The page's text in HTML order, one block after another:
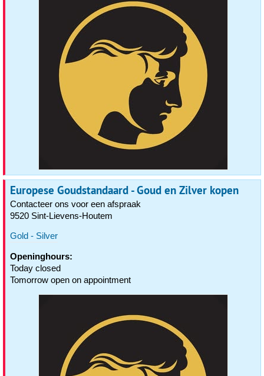
Europese Goudstandaard - Goud en Zilver kopen
Contacteer ons voor een afspraak
9520 Sint-Lievens-Houtem
Gold - Silver
Openinghours:
Today closed
Tomorrow open on appointment